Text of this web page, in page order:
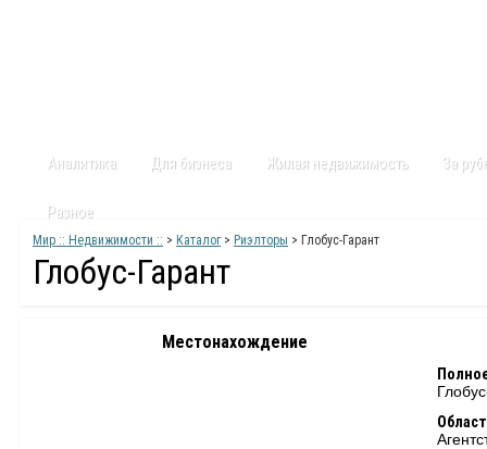
Аналитика Для бизнеса Жилая недвижимость За
Разное
Мир :: Недвижимости :: > Каталог> Риэлторы > Глобус-Гарант
Глобус-Гарант
Местонахождение